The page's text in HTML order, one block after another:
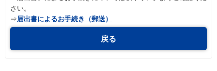
さい。
⇒届出書によるお手続き（郵送）
戻る